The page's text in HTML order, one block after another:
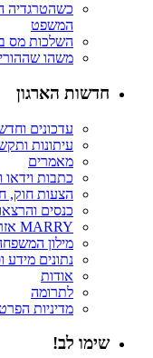
כשהטרגדיה
המשפט
השלכות מס
משהו
חדשות הארגון
עדכונים
עיתונות
מאמרים
כתבות וידאו
הצעות חוק,
כנסים
MARRY אזרחי
מילון
נתונים מידע
אודות
לתרומה
מדיניות
שימו לב!